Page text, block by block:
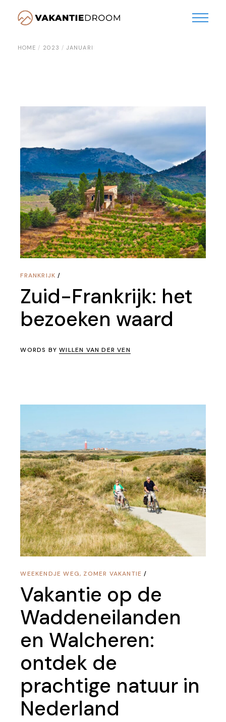
HOME 2023 JANUARI
FRANKRIJK
Zuid-Frankrijk: het
bezoeken waard
WORDS BYWILLEN VAN DER VEN
WEEKENDJE WEG, ZOMER VAKANTIE
Vakantie op de
Waddeneilanden
en Walcheren:
ontdek de
prachtige natuur in
Nederland